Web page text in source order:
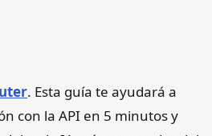
. Esta guía te ayudará a
con la API en 5 minutos y